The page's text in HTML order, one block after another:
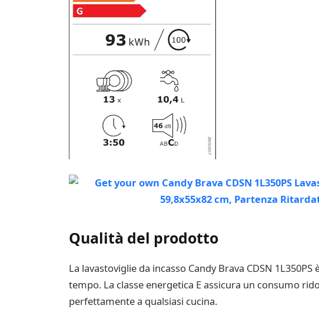
Qualità del prodotto
La lavastoviglie da incasso Candy Brava CDSN
tempo. La classe energetica E assicura un consumo
perfettamente a qualsiasi cucina.